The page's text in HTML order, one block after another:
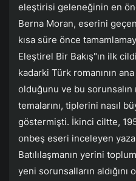
eleştirisi geleneğinin en
Berna Moran, eserini
kısa süre önce
Eleştirel Bir Bakış"ın ilk
kadarki Türk romanının ana
olduğunu ve bu sorunsalın
temalarını, tiplerini nasıl
göstermişti. İkinci ciltte,
onbeş eseri inceleyen
Batılılaşmanın yerini
yeni sorunsalların